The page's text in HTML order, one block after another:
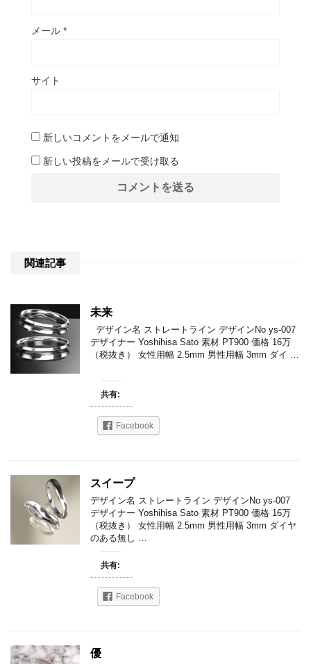
メール *
サイト
新しいコメントをメールで通知
新しい投稿をメールで受け取る
関連記事
未来
デザイン名 ストレートライン デザインNo ys-007
デザイナー Yoshihisa Sato 素材 PT900 価格 16万
（税抜き） 女性用幅 2.5mm 男性用幅 3mm ダイ …
共有:
Facebook
スイープ
デザイン名 ストレートライン デザインNo ys-007
デザイナー Yoshihisa Sato 素材 PT900 価格 16万
（税抜き） 女性用幅 2.5mm 男性用幅 3mm ダイヤ
のある無し …
共有:
Facebook
優